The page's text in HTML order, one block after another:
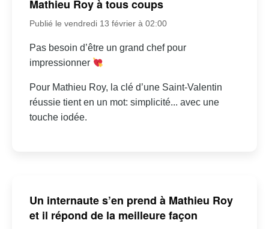
Mathieu Roy à tous coups
Publié le vendredi 13 février à 02:00
Pas besoin d’être un grand chef pour
impressionner
Pour Mathieu Roy, la clé d’une Saint-Valentin
réussie tient en un mot: simplicité... avec une
touche iodée.
Un internaute s’en prend à Mathieu Roy
et il répond de la meilleure façon